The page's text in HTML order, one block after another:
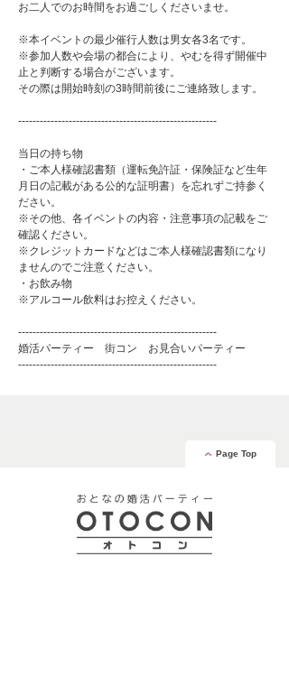
お二人でのお時間をお過ごしくださいませ。
※本イベントの最少催行人数は男女各3名です。
※参加人数や会場の都合により、やむを得ず開催中
止と判断する場合がございます。
その際は開始時刻の3時間前後にご連絡致します。
-------------------------------------------------------
当日の持ち物
・ご本人様確認書類（運転免許証・保険証など生年
月日の記載がある公的な証明書）を忘れずご持参く
ださい。
※その他、各イベントの内容・注意事項の記載をご
確認ください。
※クレジットカードなどはご本人様確認書類になり
ませんのでご注意ください。
・お飲み物
※アルコール飲料はお控えください。
-------------------------------------------------------
婚活パーティー 街コン お見合いパーティー
-------------------------------------------------------
Page Top